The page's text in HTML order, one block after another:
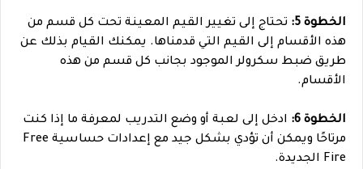
الخطوة 5:
تحتاج إلى تغيير القيم المعينة تحت كل قسم من
هذه الأقسام إلى القيم التي قدمناها. يمكنك القيام بذلك عن
طريق ضبط سكرولر الموجود بجانب كل قسم من هذه
الأقسام.
الخطوة 6:
ادخل إلى لعبة أو وضع التدريب لمعرفة ما إذا كنت
مرتاحًا ويمكن أن تؤدي بشكل جيد مع إعدادات حساسية Free
Fire الجديدة.